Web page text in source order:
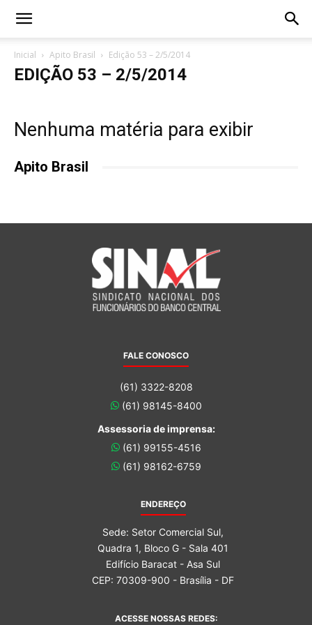
Inicial Apito Brasil Edição 53 – 2/5/2014
EDIÇÃO 53 – 2/5/2014
Nenhuma matéria para exibir
Apito Brasil
FALE CONOSCO
(61) 3322-8208
(61) 98145-8400
Assessoria de imprensa:
(61) 99155-4516
(61) 98162-6759
ENDEREÇO
Sede: Setor Comercial Sul,
Quadra 1, Bloco G - Sala 401
Edifício Baracat - Asa Sul
CEP: 70309-900 - Brasília - DF
ACESSE NOSSAS REDES: